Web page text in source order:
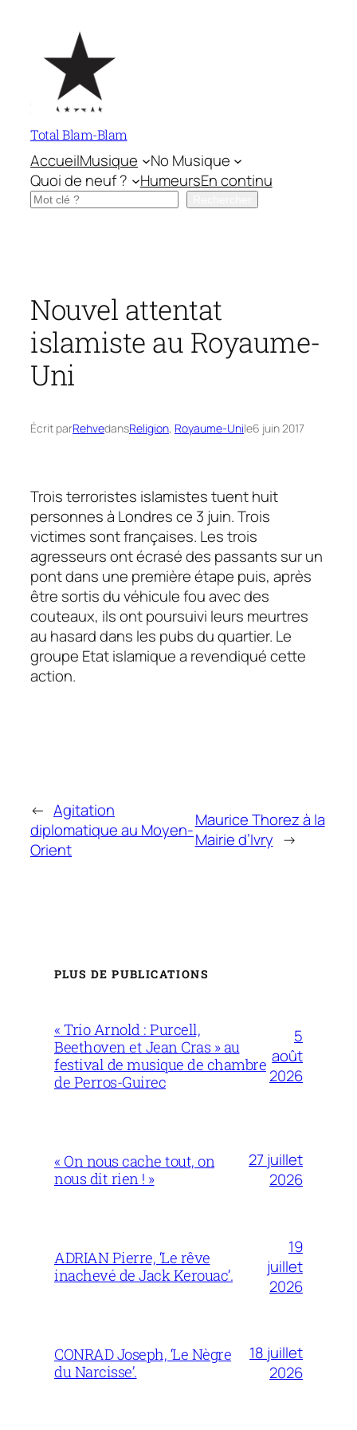
contenu
Total Blam-Blam
AccueilMusique
No Musique
Quoi de neuf ?
HumeursEn continu
Rechercher
Nouvel attentat
islamiste au Royaume-
Uni
Écrit parRehvedansReligion, Royaume-Unile6 juin 2017
Trois terroristes islamistes tuent huit
personnes à Londres ce 3 juin. Trois
victimes sont françaises. Les trois
agresseurs ont écrasé des passants sur un
pont dans une première étape puis, après
être sortis du véhicule fou avec des
couteaux, ils ont poursuivi leurs meurtres
au hasard dans les pubs du quartier. Le
groupe Etat islamique a revendiqué cette
action.
← Agitation
diplomatique au Moyen-
Orient
Maurice Thorez à la
Mairie d’Ivry →
PLUS DE PUBLICATIONS
« Trio Arnold : Purcell,
Beethoven et Jean Cras » au
festival de musique de chambre
de Perros-Guirec
5
août
2026
« On nous cache tout, on
nous dit rien ! »
27 juillet
2026
ADRIAN Pierre, ‘Le rêve
inachevé de Jack Kerouac’.
19
juillet
2026
CONRAD Joseph, ‘Le Nègre
du Narcisse’.
18 juillet
2026